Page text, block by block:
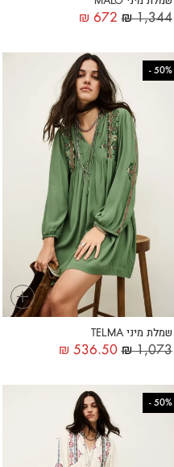
₪1,344
₪ 672
+
50%
-
שמלת מיני TELMA
₪1,073
₪ 536.50
50%
-